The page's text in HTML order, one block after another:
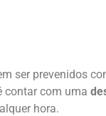
ser prevenidos
contar com uma
hora.